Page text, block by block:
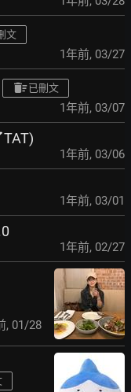
文
1年前, 03/27
已刪文
1年前, 03/07
1年前, 03/06
1年前, 03/01
1年前, 02/27
, 01/28